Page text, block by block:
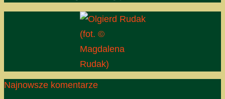
(fot. ©
Magdalena
Rudak)
Najnowsze komentarze